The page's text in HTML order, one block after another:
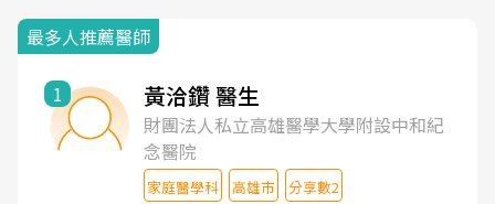
最多人推薦醫師
1 黃洽鑽 醫生
財團法人私立高雄醫學大學附設中和紀
念醫院
家庭醫學科 高雄市 分享數2